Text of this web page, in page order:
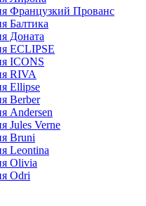
Французкий Прованс
Балтика
Доната
ECLIPSE
ICONS
RIVA
Ellipse
Berber
Andersen
Jules Verne
Bruni
Leontina
Olivia
Odri